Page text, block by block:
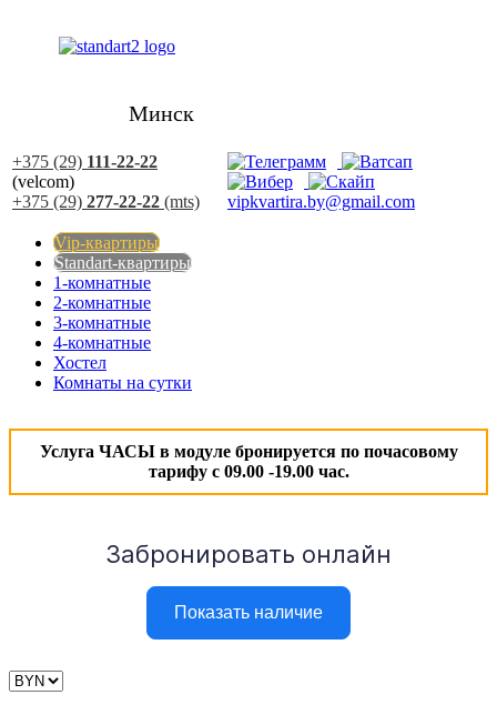
Минск
+375 (29) 111-22-22
(velcom)
+375 (29) 277-22-22 (mts) vipkvartira.by@gmail.com
Vip-квартиры
Standart-квартиры
1-комнатные
2-комнатные
3-комнатные
4-комнатные
Хостел
Комнаты на сутки
Услуга ЧАСЫ в модуле бронируется по почасовому
тарифу с 09.00 -19.00 час.